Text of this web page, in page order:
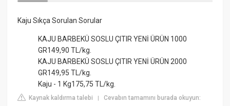
Kaju Sıkça Sorulan Sorular
KAJU BARBEKÜ SOSLU ÇITIR YENİ ÜRÜN 1000
GR149,90 TL/kg.
KAJU BARBEKÜ SOSLU ÇITIR YENİ ÜRÜN 2000
GR149,95 TL/kg.
Kaju - 1 Kg175,75 TL/kg.
Kaynak kaldırma talebi |Cevabın tamamını burada okuyun: